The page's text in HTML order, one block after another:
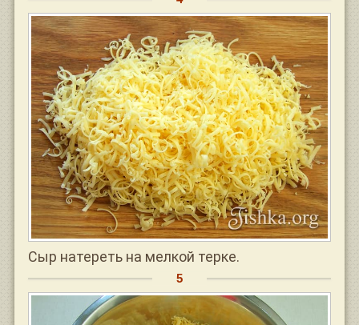
Сыр натереть на мелкой терке.